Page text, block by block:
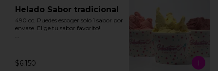
Helado Sabor tradicional
490 cc. Puedes escoger solo 1 sabor por
envase. Elige tu sabor favorito!!
y personas con intolerancia a la
lactosa, a excepción de la lúcuma"
$6.150